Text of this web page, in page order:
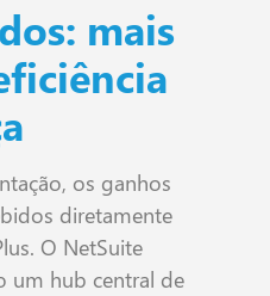
mais
os ganhos
diretamente
O NetSuite
um hub central de